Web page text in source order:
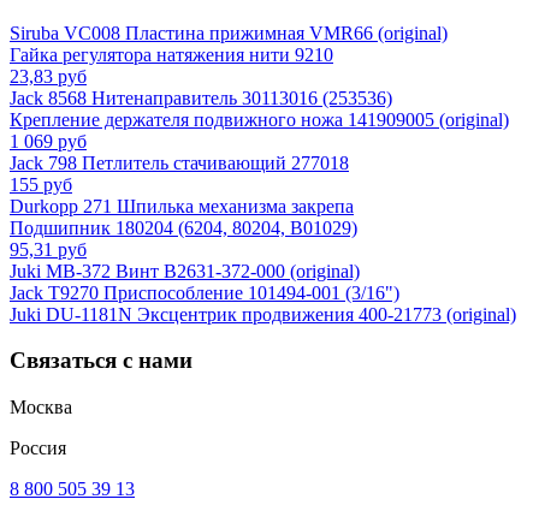
Siruba VC008 Пластина прижимная VMR66 (original)
Гайка регулятора натяжения нити 9210
23,83 руб
Jack 8568 Нитенаправитель 30113016 (253536)
Крепление держателя подвижного ножа 141909005 (original)
1 069 руб
Jack 798 Петлитель стачивающий 277018
155 руб
Durkopp 271 Шпилька механизма закрепа
Подшипник 180204 (6204, 80204, B01029)
95,31 руб
Juki MB-372 Винт B2631-372-000 (original)
Jack T9270 Приспособление 101494-001 (3/16")
Juki DU-1181N Эксцентрик продвижения 400-21773 (original)
Связаться с нами
Москва
Россия
8 800 505 39 13